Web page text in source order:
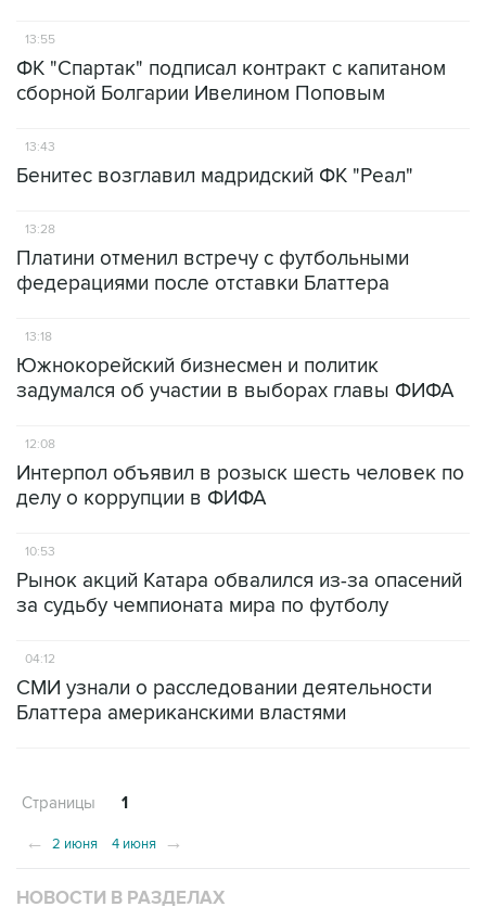
13:55
ФК "Спартак" подписал контракт с капитаном
сборной Болгарии Ивелином Поповым
13:43
Бенитес возглавил мадридский ФК "Реал"
13:28
Платини отменил встречу с футбольными
федерациями после отставки Блаттера
13:18
Южнокорейский бизнесмен и политик
задумался об участии в выборах главы ФИФА
12:08
Интерпол объявил в розыск шесть человек по
делу о коррупции в ФИФА
10:53
Рынок акций Катара обвалился из-за опасений
за судьбу чемпионата мира по футболу
04:12
СМИ узнали о расследовании деятельности
Блаттера американскими властями
Страницы 1
← 2 июня 4 июня →
НОВОСТИ В РАЗДЕЛАХ